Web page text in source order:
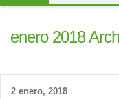
enero 2018
2 enero, 2018